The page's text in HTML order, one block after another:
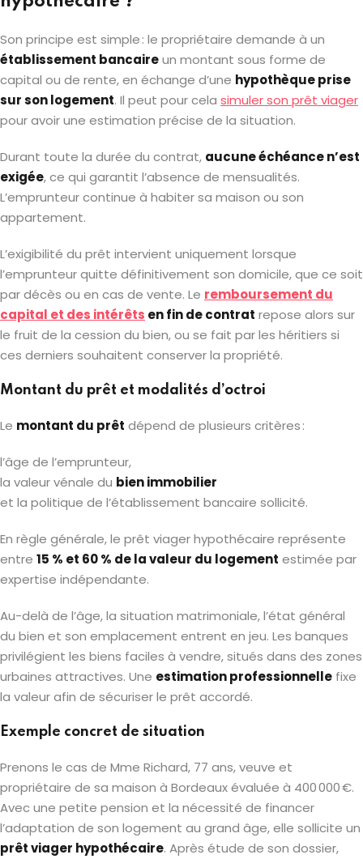
Son principe est simple : le propriétaire demande à un
établissement bancaireun montant sous forme de
capital ou de rente, en échange d’une hypothèque prise
sur son logement. Il peut pour cela simuler son prêt viager
pour avoir une estimation précise de la situation.
Durant toute la durée du contrat, aucune échéance n’est
exigée, ce qui garantit l’absence de mensualités.
L’emprunteur continue à habiter sa maison ou son
appartement.
L’exigibilité du prêt intervient uniquement lorsque
l’emprunteur quitte définitivement son domicile, que ce soit
par décès ou en cas de vente. Le remboursement du
capital et des intérêts en fin de contrat repose alors sur
le fruit de la cession du bien, ou se fait par les héritiers si
ces derniers souhaitent conserver la propriété.
Montant du prêt et modalités d’octroi
Le montant du prêt dépend de plusieurs critères :
l’âge de l’emprunteur,
la valeur vénale du bien immobilier
et la politique de l’établissement bancaire sollicité.
En règle générale, le prêt viager hypothécaire représente
entre 15 % et 60 % de la valeur du logement estimée par
expertise indépendante.
Au-delà de l’âge, la situation matrimoniale, l’état général
du bien et son emplacement entrent en jeu. Les banques
privilégient les biens faciles à vendre, situés dans des zones
urbaines attractives. Une estimation professionnelle fixe
la valeur afin de sécuriser le prêt accordé.
Exemple concret de situation
Prenons le cas de Mme Richard, 77 ans, veuve et
propriétaire de sa maison à Bordeaux évaluée à 400 000 €.
Avec une petite pension et la nécessité de financer
l’adaptation de son logement au grand âge, elle sollicite un
prêt viager hypothécaire. Après étude de son dossier,